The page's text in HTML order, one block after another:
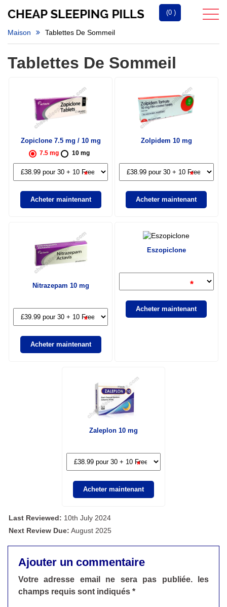
(0 )
Maison Tablettes De Sommeil
Tablettes De Sommeil
Zopiclone 7.5 mg / 10 mg
7.5 mg 10 mg
*
Acheter maintenant
Zolpidem 10 mg
*
Acheter maintenant
Nitrazepam 10 mg
*
Acheter maintenant
Eszopiclone
*
Acheter maintenant
Zaleplon 10 mg
*
Acheter maintenant
Last Reviewed: 10th July 2024
Next Review Due: August 2025
Ajouter un commentaire
Votre adresse email ne sera pas publiée. les
champs requis sont indiqués *